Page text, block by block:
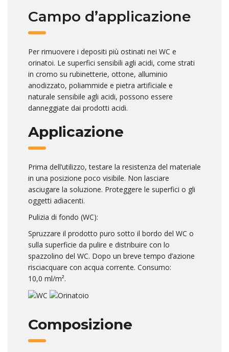
Campo d’applicazione
Per rimuovere i depositi più ostinati nei WC e
orinatoi. Le superfici sensibili agli acidi, come strati
in cromo su rubinetterie, ottone, alluminio
anodizzato, poliammide e pietra artificiale e
naturale sensibile agli acidi, possono essere
danneggiate dai prodotti acidi.
Applicazione
Prima dell’utilizzo, testare la resistenza del materiale
in una posizione poco visibile. Non lasciare
asciugare la soluzione. Proteggere le superfici o gli
oggetti adiacenti.
Pulizia di fondo (WC):
Spruzzare il prodotto puro sotto il bordo del WC o
sulla superficie da pulire e distribuire con lo
spazzolino del WC. Dopo un breve tempo d’azione
risciacquare con acqua corrente. Consumo:
10,0 ml/m².
Composizione